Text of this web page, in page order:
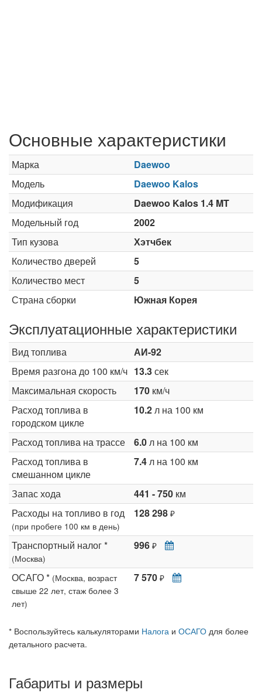
Основные характеристики
Марка
Daewoo
Модель
Daewoo Kalos
Модификация
Daewoo Kalos 1.4 MT
Модельный год
2002
Тип кузова
Хэтчбек
Количество дверей
5
Количество мест
5
Страна сборки
Южная Корея
Эксплуатационные характеристики
Вид топлива
АИ-92
Время разгона до 100 км/ч 13.3сек
Максимальная скорость
170 км/ч
Расход топлива в
городском цикле
10.2л на 100 км
Расход топлива на трассе 6.0л на 100 км
Расход топлива в
смешанном цикле
7.4л на 100 км
Запас хода 441 - 750 км
Расходы на топливо в год
(при пробеге 100 км в день)
128 298 ₽
Транспортный налог *
(Москва)
996 ₽
ОСАГО * (Москва, возраст
свыше 22 лет, стаж более 3
лет)
7 570 ₽
* Воспользуйтесь калькуляторами Налога и ОСАГО для более
детального расчета.
Габариты и размеры